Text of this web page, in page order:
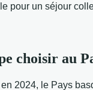
pour un séjour
choisir au
2024, le Pays